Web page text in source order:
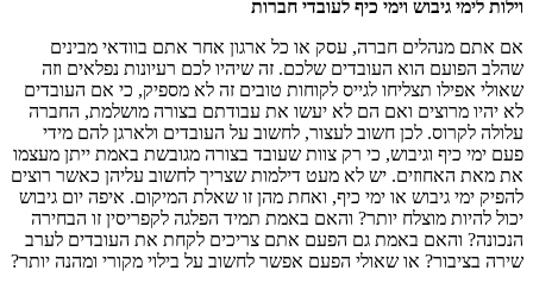
וילות לימי גיבוש וימי כיף לעובדי חברות
אם אתם מנהלים חברה, עסק או כל ארגון אחר אתם בוודאי מבינים
שהלב הפועם הוא העובדים שלכם. זה שיהיו לכם רעיונות נפלאים וזה
שאולי אפילו תצליחו לגייס לקוחות טובים זה לא מספיק, כי אם העובדים
לא יהיו מרוצים ואם הם לא יעשו את עבודתם בצורה מושלמת, החברה
עלולה לקרוס. לכן חשוב לעצור, לחשוב על העובדים ולארגן להם מידי
פעם ימי כיף וגיבוש, כי רק צוות שעובד בצורה מגובשת באמת ייתן מעצמו
את מאת האחוזים. יש לא מעט דילמות שצריך לחשוב עליהן כאשר רוצים
להפיק ימי גיבוש או ימי כיף, ואחת מהן זו שאלת המיקום. איפה יום גיבוש
יכול להיות מוצלח יותר? והאם באמת תמיד הפלגה לקפריסין זו הבחירה
הנכונה? והאם באמת גם הפעם אתם צריכים לקחת את העובדים לערב
שירה בציבור? או שאולי הפעם אפשר לחשוב על בילוי מקורי ומהנה יותר?